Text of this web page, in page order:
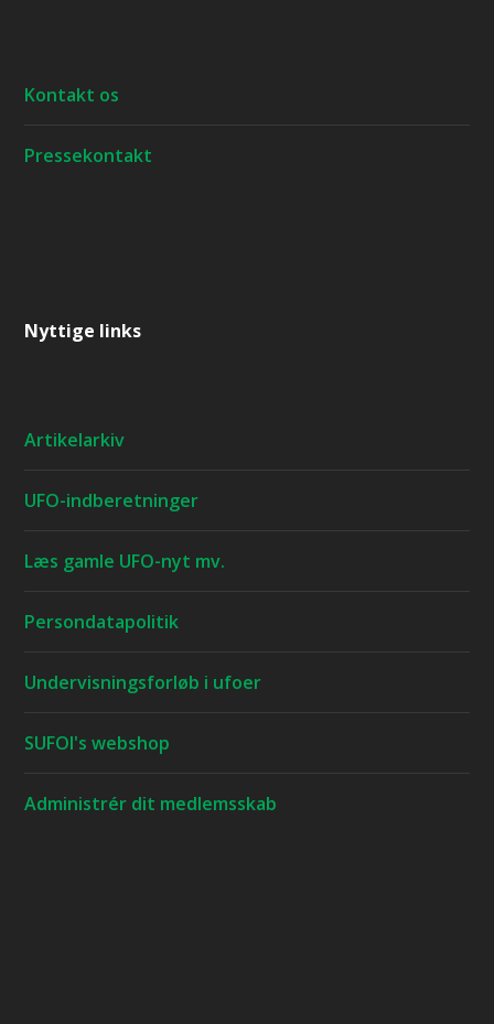
Kontakt os
Pressekontakt
Nyttige links
Artikelarkiv
UFO-indberetninger
Læs gamle UFO-nyt mv.
Persondatapolitik
Undervisningsforløb i ufoer
SUFOI's webshop
Administrér dit medlemsskab